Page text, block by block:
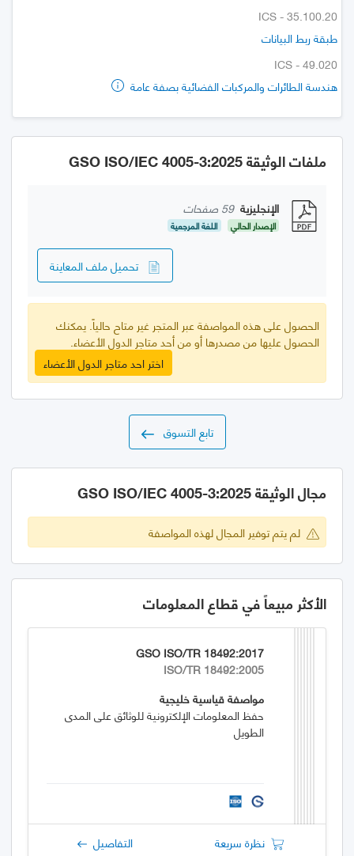
ICS - 35.100.20
طبقة ربط البيانات
ICS - 49.020
هندسة الطائرات والمركبات الفضائية بصفة عامة
ملفات الوثيقة GSO ISO/IEC 4005-3:2025
الإنجليزية 59 صفحات
الإصدار الحالي اللغة المرجعية
تحميل ملف المعاينة
الحصول على هذه المواصفة عبر المتجر غير متاح حالياً. يمكنك
الحصول عليها من مصدرها أو من أحد متاجر الدول الأعضاء.
اختر احد متاجر الدول الأعضاء
تابع التسوق
مجال الوثيقة GSO ISO/IEC 4005-3:2025
لم يتم توفير المجال لهذه المواصفة
الأكثر مبيعاً في قطاع المعلومات
GSO ISO/TR 18492:2017
ISO/TR 18492:2005
مواصفة قياسية خليجية
حفظ المعلومات الإلكترونية للوثائق على المدى
الطويل
نظرة سريعة التفاصيل